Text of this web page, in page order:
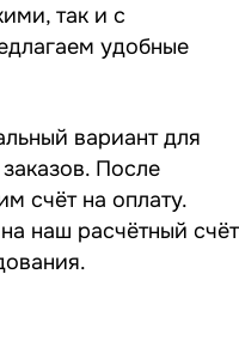
так и с
удобные
вариант для
После
счёт на оплату.
наш расчётный счёт